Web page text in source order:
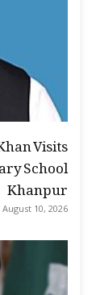
Visits
School
Khanpur
August 10, 2026